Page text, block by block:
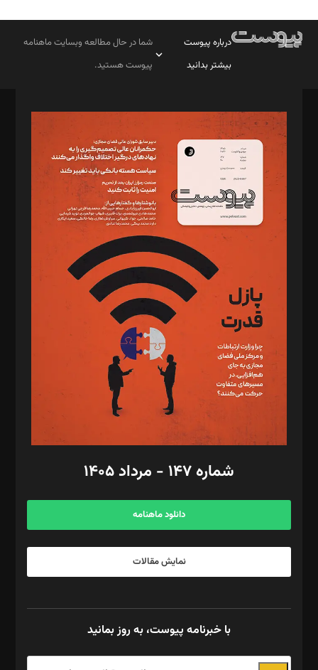
درباره پیوست
بیشتر بدانید
شما در حال مطالعه وبسایت ماهنامه
پیوست هستید.
مدیر مسئول: محمدباقر اثنی‌عشری
سردبیر: مهرک محمودی
دبیر تحریریه: میثم قاسمی
د‌بیر ناداستان: سمانه سمیع
د‌بیر خدمت و تجارت: ابوالفضل رجبی
د‌بیر حقوق فناوری: حسام‌الدین ایپکچی
د‌بیر پیوست جهان: مینا پاکدل
د‌بیر تحریریه آنلاین: بابک نقاش
تحریریه‌: مجتبی محمود‌ی، آرش برهمند، یسنا امان‌پور، سروش کرمیان،
مصطفی مسجدی آرانی، ابوالفضل رجبی، زهرا فکرانه، فائزه فتحی
رستمی،مصطفی باستان
ویرایش: نگار استاد‌‌آقا
طراح یونیفرم: مجید توکلی
فیلمبرداری و عکاسی: امیر شفیعی، مانی لطفی زاده
گرافیک و صفحه‌آرایی: سید‌سبحان‌علی ثابت
مد‌یر توسعه تجاری: کامبیز برید‌
امور مالی: شاپور رهبری، محمد‌ کاظمی‌نیا
آگهی و مشترکین: ۰۹۱۹۹۹۹۰۴۵۴
شماره ۱۴۷ - مرداد ۱۴۰۵
دانلود ماهنامه
نمایش مقالات
با خبرنامه پیوست، به روز بمانید